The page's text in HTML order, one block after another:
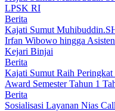
LPSK RI
Berita
Kajati Sumut
Irfan Wibowo hingga
Kejari Binjai
Berita
Kajati Sumut Raih
Award Semester Tahun 1
Berita
Sosialisasi Layanan Nias